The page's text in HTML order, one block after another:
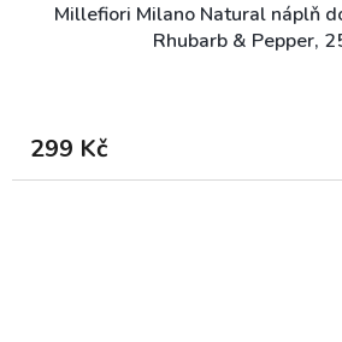
Millefiori Milano Natural náplň
Rhubarb & Pepper,
299 Kč